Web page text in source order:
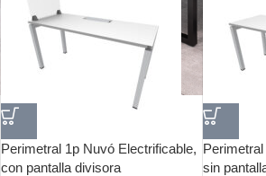
Perimetral 1p Nuvó Electrificable,
con pantalla divisora
sin